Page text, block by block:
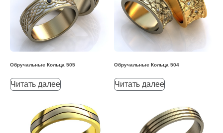
Обручальные Кольца 505
Читать далее
Обручальные Кольца 504
Читать далее